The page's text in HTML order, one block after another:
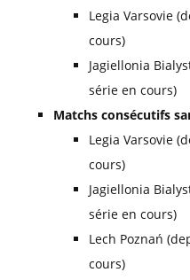
Legia Varsovie
cours)
Jagiellonia
série en cours)
Matchs consécutifs
Legia Varsovie
cours)
Jagiellonia
série en cours)
Lech Poznań
cours)